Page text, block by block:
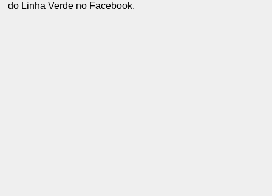
do Linha Verde no Facebook.